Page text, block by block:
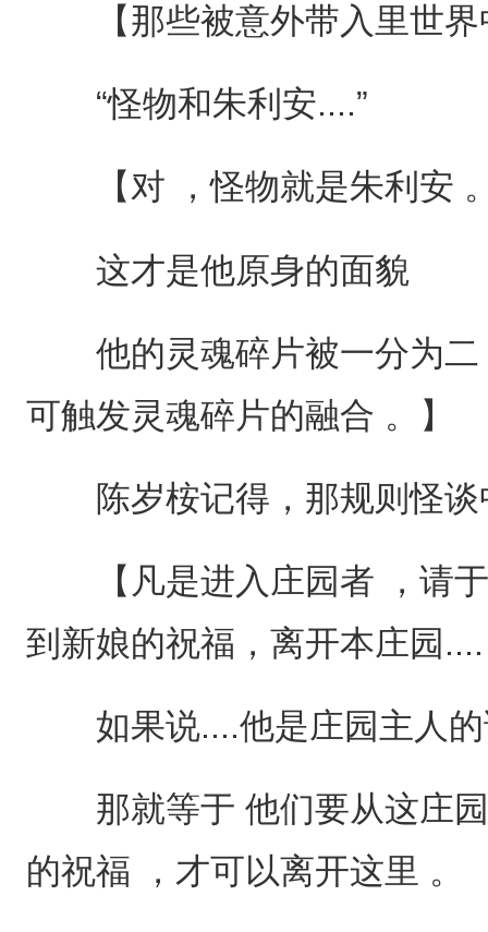
【那些被意外带入里世界
“怪物和朱利安....”
【对 ，怪物就是朱利安
这才是他原身的面貌
他的灵魂碎片被一分为二
可触发灵魂碎片的融合 。】
陈岁桉记得，那规则怪谈
【凡是进入庄园者 ，请于
到新娘的祝福，离开本庄园
如果说....他是庄园主人的
那就等于 他们要从这庄园
的祝福 ，才可以离开这里 。